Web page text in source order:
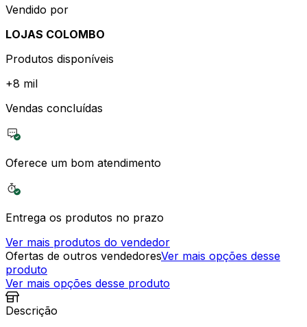
Vendido por
LOJAS COLOMBO
Produtos disponíveis
+8 mil
Vendas concluídas
Oferece um bom atendimento
Entrega os produtos no prazo
Ver mais produtos do vendedor
Ofertas de outros vendedoresVer mais opções desse
produto
Ver mais opções desse produto
Descrição